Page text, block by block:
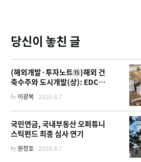
당신이 놓친 글
(해외개발·투자노트⑮)해외 건
축수주와 도시개발(상): EDCF
부터 계열사 진출 위한 복합시설
까지
by 이광복 2026.8.7
국민연금, 국내부동산 오퍼튜니
스틱펀드 최종 심사 연기
by원정호 2026.8.7